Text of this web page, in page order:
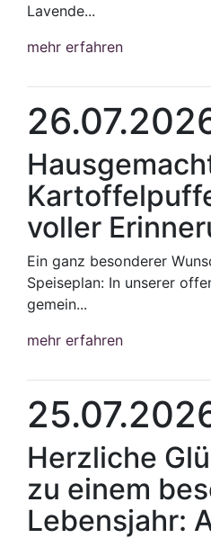
Lavende...
mehr erfahren
voller
Ein ganz besonderer
Speiseplan: In unserer
gemein...
mehr erfahren
Herzliche
zu einem
Lebensjahr: